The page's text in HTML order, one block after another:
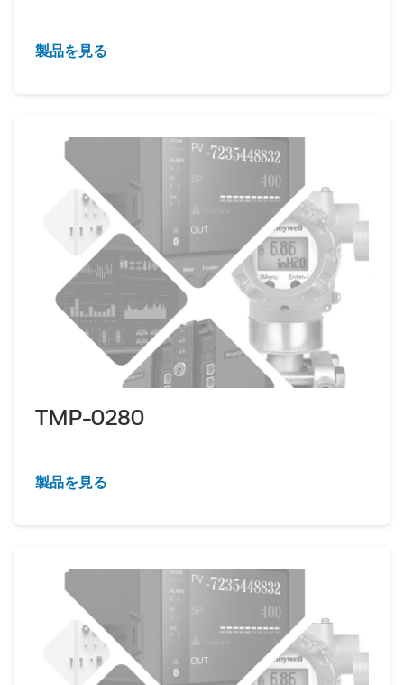
製品を見る
TMP-0280
製品を見る